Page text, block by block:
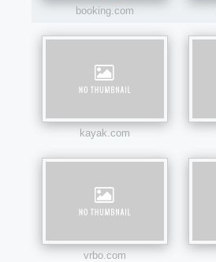
booking.com
kayak.com
vrbo.com